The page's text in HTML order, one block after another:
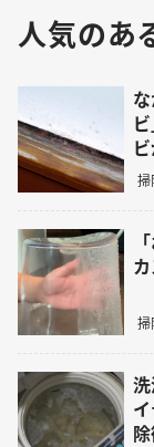
人気のあ
掃
掃